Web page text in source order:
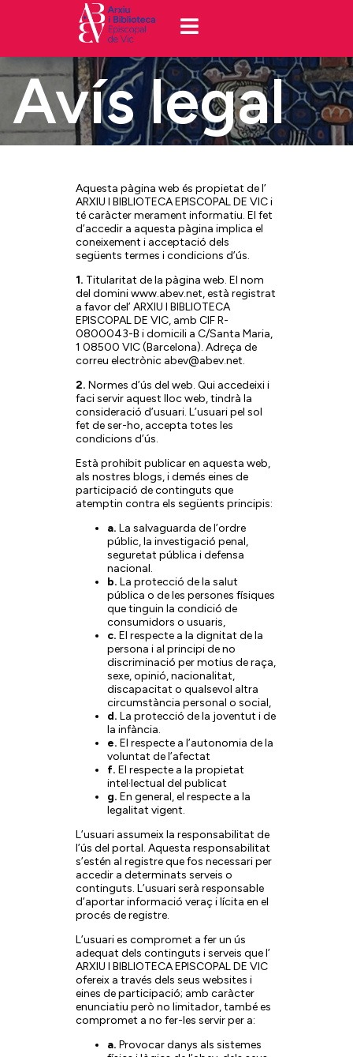
Avís legal
Aquesta pàgina web és propietat de l’
ARXIU I BIBLIOTECA EPISCOPAL DE VIC i
té caràcter merament informatiu. El fet
d’accedir a aquesta pàgina implica el
coneixement i acceptació dels
següents termes i condicions d’ús.
1. Titularitat de la pàgina web. El nom
del domini www.abev.net, està registrat
a favor del’ ARXIU I BIBLIOTECA
EPISCOPAL DE VIC, amb CIF R-
0800043-B i domicili a C/Santa Maria,
1 08500 VIC (Barcelona). Adreça de
correu electrònic abev@abev.net.
2. Normes d’ús del web. Qui accedeixi i
faci servir aquest lloc web, tindrà la
consideració d’usuari. L’usuari pel sol
fet de ser-ho, accepta totes les
condicions d’ús.
Està prohibit publicar en aquesta web,
als nostres blogs, i demés eines de
participació de continguts que
atemptin contra els següents principis:
a. La salvaguarda de l’ordre
públic, la investigació penal,
seguretat pública i defensa
nacional.
b. La protecció de la salut
pública o de les persones físiques
que tinguin la condició de
consumidors o usuaris,
c. El respecte a la dignitat de la
persona i al principi de no
discriminació per motius de raça,
sexe, opinió, nacionalitat,
discapacitat o qualsevol altra
circumstància personal o social,
d. La protecció de la joventut i de
la infància.
e. El respecte a l’autonomia de la
voluntat de l’afectat
f. El respecte a la propietat
intel·lectual del publicat
g. En general, el respecte a la
legalitat vigent.
L’usuari assumeix la responsabilitat de
l’ús del portal. Aquesta responsabilitat
s’estén al registre que fos necessari per
accedir a determinats serveis o
continguts. L’usuari serà responsable
d’aportar informació veraç i lícita en el
procés de registre.
L’usuari es compromet a fer un ús
adequat dels continguts i serveis que l’
ARXIU I BIBLIOTECA EPISCOPAL DE VIC
ofereix a través dels seus websites i
eines de participació; amb caràcter
enunciatiu però no limitador, també es
compromet a no fer-les servir per a:
a. Provocar danys als sistemes